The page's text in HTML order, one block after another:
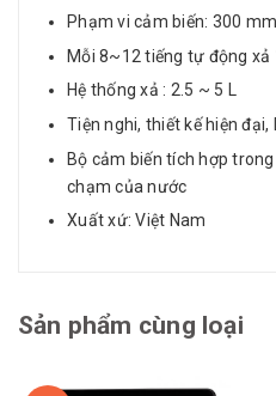
Phạm vi cảm biến: 300 mm
Mỗi 8~12 tiếng tự động xả
Hệ thống xả : 2.5 ~ 5 L
Tiện nghi, thiết kế hiện
Bộ cảm biến tích hợp
chạm của nước
Xuất xứ: Việt Nam
Sản phẩm cùng loại